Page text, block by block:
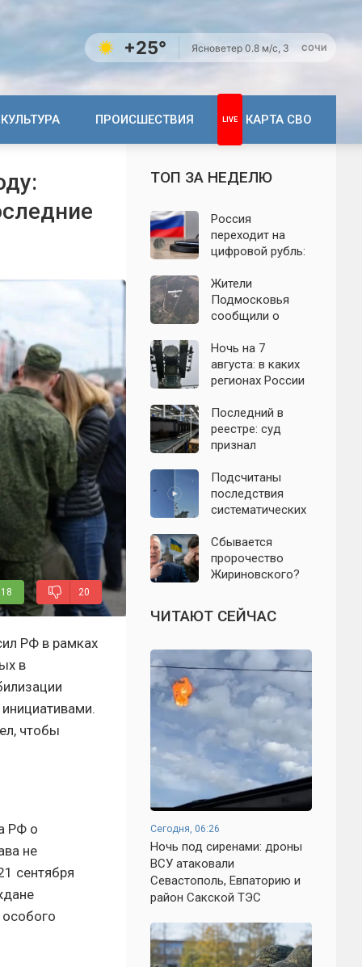
+25° Ясноветер 0.8 м/с, З СОЧИ
КУЛЬТУРА ПРОИСШЕСТВИЯ КАРТА СВО
18 20
РФ в рамках
в
чтобы
РФ о
не
сентября
ТОП ЗА НЕДЕЛЮ
Россия
переходит на
цифровой рубль:
систему сравнили
с моделью СССР
Жители
Подмосковья
сообщили о
обнародованы
подробности о
налёте
августа
Ночь на 7
августа: в каких
регионах России
атаки БПЛА и
какие аэропорты
вводили
Последний в
реестре: суд
признал
единственного
российского
производителя
Подсчитаны
последствия
систематических
Ленинградскую
область: что
известно к 7
Сбывается
пророчество
Жириновского?
Зеленский вновь
отказался от
Украине
ЧИТАЮТ СЕЙЧАС
Сегодня, 06:26
Ночь под сиренами: дроны
ВСУ атаковали
Севастополь, Евпаторию и
район Сакской ТЭС